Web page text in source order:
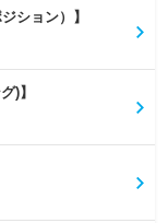
ション）】
)】